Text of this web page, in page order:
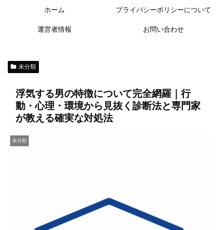
ホーム プライバシーポリシーについて
運営者情報 お問い合わせ
未分類
浮気する男の特徴について完全網羅｜行
動・心理・環境から見抜く診断法と専門家
が教える確実な対処法
未分類